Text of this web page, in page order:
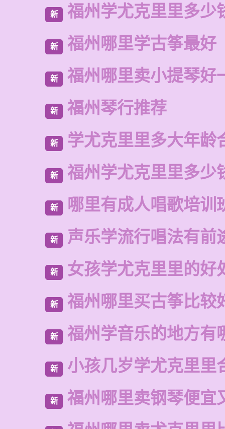
新 福州学尤克里里多少
新 福州哪里学古筝最好
新 福州哪里卖小提琴好
新 福州琴行推荐
新 学尤克里里多大年龄
新 福州学尤克里里多少
新 哪里有成人唱歌培训
新 声乐学流行唱法有前
新 女孩学尤克里里的好
新 福州哪里买古筝比较
新 福州学音乐的地方有
新 小孩几岁学尤克里里
新 福州哪里卖钢琴便宜